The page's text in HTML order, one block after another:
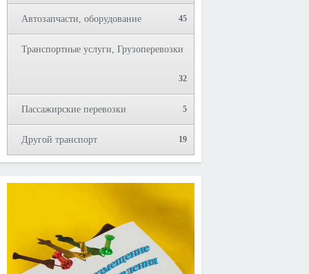
Автозапчасти, оборудование 45
Транспортные услуги, Грузоперевозки
32
Пассажирские перевозки 5
Другой транспорт 19